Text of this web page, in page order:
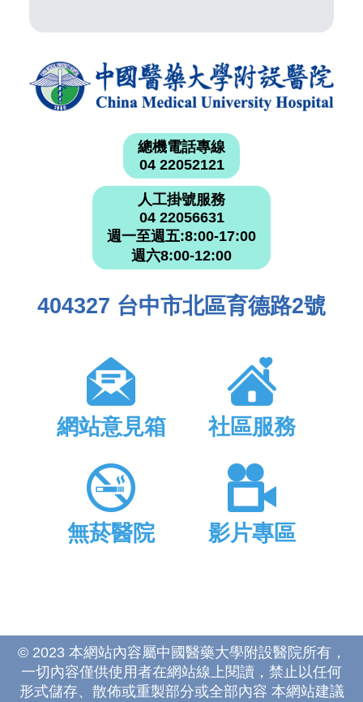
總機電話專線
04 22052121
人工掛號服務
04 22056631
週一至週五:8:00-17:00
週六8:00-12:00
404327 台中市北區育德路2號
網站意見箱 社區服務
無菸醫院 影片專區
© 2023 本網站內容屬中國醫藥大學附設醫院所有，
一切內容僅供使用者在網站線上閱讀，禁止以任何
形式儲存、散佈或重製部分或全部內容 本網站建議